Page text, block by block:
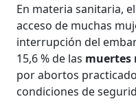
En materia sanitaria,
acceso de muchas
interrupción del
15,6 % de las muertes
por abortos
condiciones de